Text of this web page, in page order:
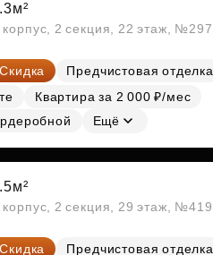
2 секция, 22 этаж, №297
Скидка
Предчистовая отделка
Квартира за 2 000 ₽/мес
Ещё
2 секция, 29 этаж, №419
Скидка
Предчистовая отделка